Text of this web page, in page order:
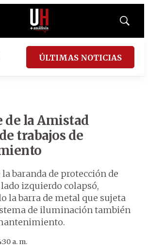
Mostrar
ÚLTIMAS NOTICIAS
de la Amistad
trabajos de
baranda de protección de
izquierdo colapsó,
la barra de metal que sujeta
de iluminación también
a. m.